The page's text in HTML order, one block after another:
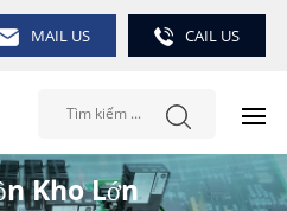
MAIL US CAIL US
Kho Lớn